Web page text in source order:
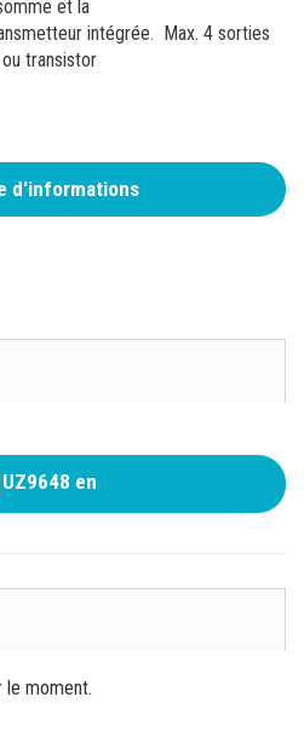
et la
intégrée. Max. 4 sorties
transistor
d'informations
UZ9648 en
le moment.